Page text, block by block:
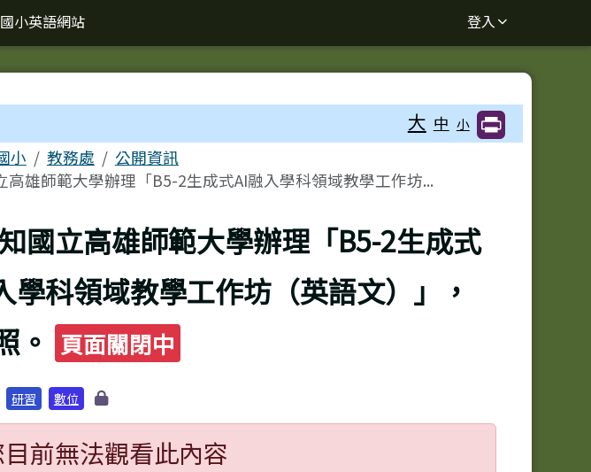
小英語網站 登入
大 中 小
域
小 教務處
公開資訊
高雄師範大學辦理「B5-2生成式AI融入學科領域教學工作坊...
頁
國立高雄師範大學辦理「B5-2生成式
學科領域教學工作坊（英語文）」，
。
頁面關閉中
研習 數位
前無法觀看此內容